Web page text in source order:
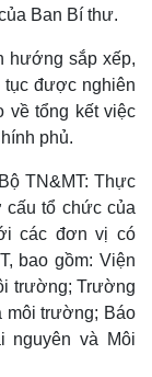
số
Ban Bí thư.
hướng sắp xếp,
tục được nghiên
về tổng kết việc
phủ.
TN&MT: Thực
cấu tổ chức của
các đơn vị có
bao gồm: Viện
trường; Trường
môi trường; Báo
nguyên và Môi